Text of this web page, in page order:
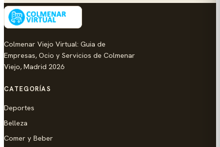
Colmenar Viejo Virtual: Guia de
Empresas, Ocio y Servicios de Colmenar
Viejo, Madrid 2026
CATEGORÍAS
Deportes
Belleza
Comer y Beber